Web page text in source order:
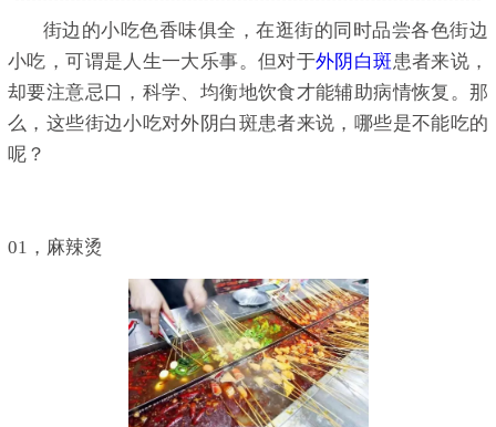
街边的小吃色香味俱全，在逛街的同时品尝各色街边
小吃，可谓是人生一大乐事。但对于外阴白斑患者来说，
却要注意忌口，科学、均衡地饮食才能辅助病情恢复。那
么，这些街边小吃对外阴白斑患者来说，哪些是不能吃的
呢？
01，麻辣烫